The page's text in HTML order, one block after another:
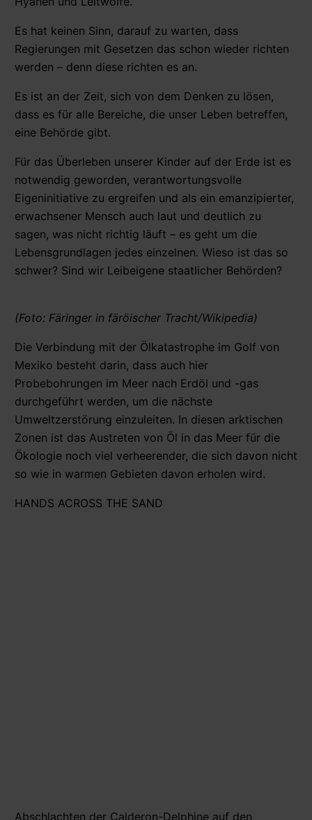
Es hat keinen Sinn, darauf zu warten, dass
Regierungen mit Gesetzen das schon wieder richten
werden – denn diese richten es an.
Es ist an der Zeit, sich von dem Denken zu lösen,
dass es für alle Bereiche, die unser Leben betreffen,
eine Behörde gibt.
Für das Überleben unserer Kinder auf der Erde ist es
notwendig geworden, verantwortungsvolle
Eigeninitiative zu ergreifen und als ein emanzipierter,
erwachsener Mensch auch laut und deutlich zu
sagen, was nicht richtig läuft – es geht um die
Lebensgrundlagen jedes einzelnen. Wieso ist das so
schwer? Sind wir Leibeigene staatlicher Behörden?
(Foto: Färinger in färöischer Tracht/Wikipedia)
Die Verbindung mit der Ölkatastrophe im Golf von
Mexiko besteht darin, dass auch hier
Probebohrungen im Meer nach Erdöl und -gas
durchgeführt werden, um die nächste
Umweltzerstörung einzuleiten. In diesen arktischen
Zonen ist das Austreten von Öl in das Meer für die
Ökologie noch viel verheerender, die sich davon nicht
so wie in warmen Gebieten davon erholen wird.
HANDS ACROSS THE SAND
Abschlachten der Calderon-Delphine auf den